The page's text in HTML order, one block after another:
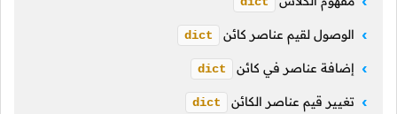
الوصول لقيم عناصر كائن dict
إضافة عناصر في كائن dict
تغيير قيم عناصر الكائن dict